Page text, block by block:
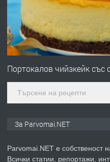
ПРЕДЛАГА
Портокалов чийзкейк със
За Parvomai.NET
Parvomai.NET е
Всички статии, репортажи,